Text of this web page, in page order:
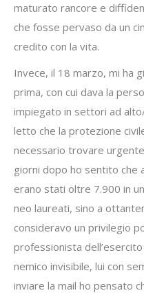
maturato rancore e
che fosse pervaso da un
credito con la vita.
Invece, il 18 marzo, mi ha
prima, con cui dava la
impiegato in settori ad
letto che la protezione
necessario trovare
giorni dopo ho sentito che
erano stati oltre 7.900 in
neo laureati, sino a
consideravo un privilegio
professionista
nemico invisibile, lui con
inviare la mail ho pensato